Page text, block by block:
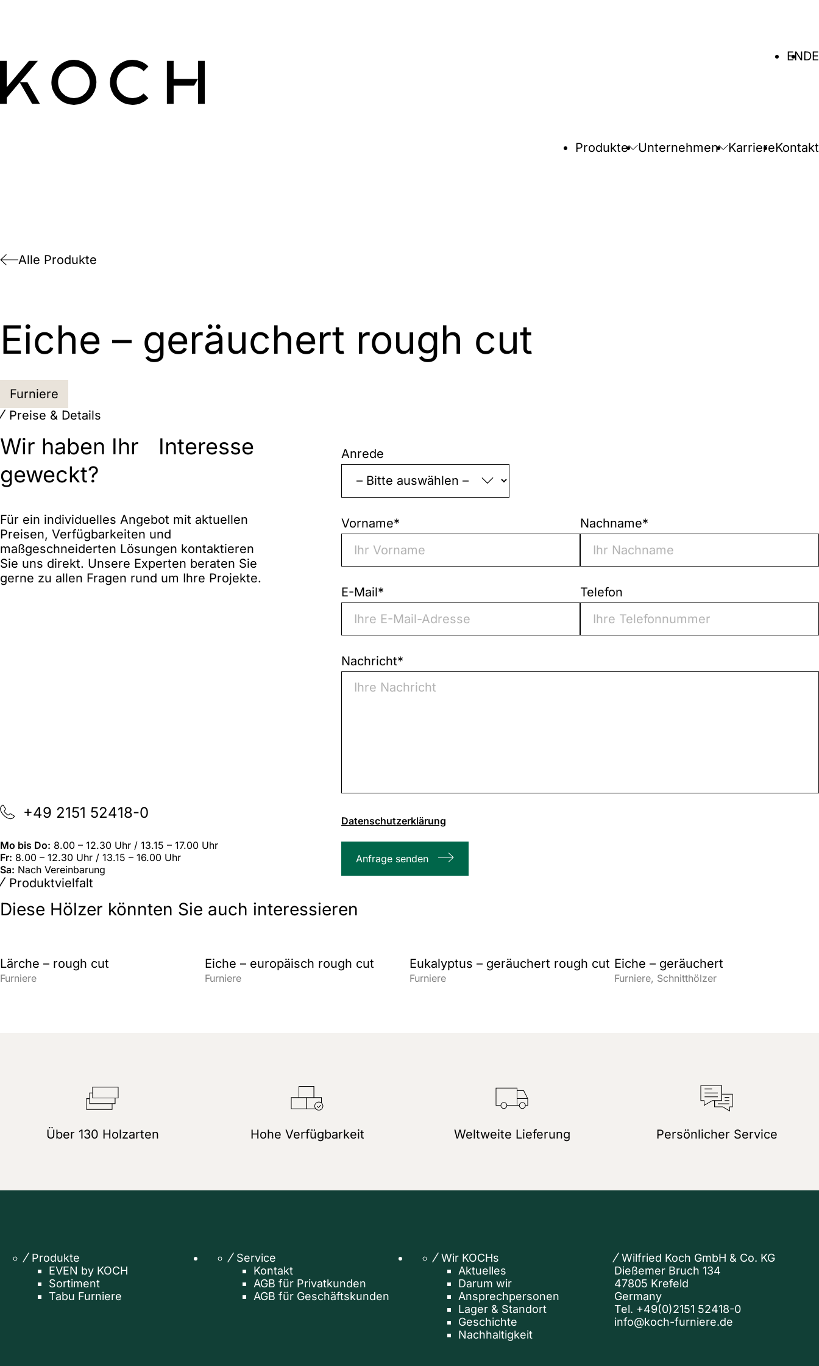
Sprache
ENDE
Produkte Unternehmen KarriereKontakt
Alle Produkte
Eiche – geräuchert rough cut
Furniere
Preise & Details
Wir haben Ihr Interesse
geweckt?
Für ein individuelles Angebot mit aktuellen
Preisen, Verfügbarkeiten und
maßgeschneiderten Lösungen kontaktieren
Sie uns direkt. Unsere Experten beraten Sie
gerne zu allen Fragen rund um Ihre Projekte.
+49 2151 52418-0
Mo bis Do: 8.00 – 12.30 Uhr / 13.15 – 17.00 Uhr
Fr: 8.00 – 12.30 Uhr / 13.15 – 16.00 Uhr
Sa: Nach Vereinbarung
zeigt
erforderliche
Felder
Anrede
Vorname* Nachname*
E-Mail* Telefon
Nachricht*
von
Zeichenanzahl
Datenschutzerklärung
Anfrage senden
Produktvielfalt
Diese Hölzer könnten Sie auch interessieren
Lärche – rough cut
Furniere
Eiche – europäisch rough cut
Furniere
Eukalyptus – geräuchert rough cut
Furniere
Eiche – geräuchert
Furniere Schnitthölzer
Über 130 Holzarten Hohe Verfügbarkeit Weltweite Lieferung Persönlicher Service
Produkte
EVEN by KOCH
Sortiment
Tabu Furniere
Service
Kontakt
AGB für Privatkunden
AGB für Geschäftskunden
Wir KOCHs
Aktuelles
Darum wir
Ansprechpersonen
Lager & Standort
Geschichte
Nachhaltigkeit
Wilfried Koch GmbH & Co. KG
Dießemer Bruch 134
47805 Krefeld
Germany
Tel. +49(0)2151 52418-0
info@koch-furniere.de